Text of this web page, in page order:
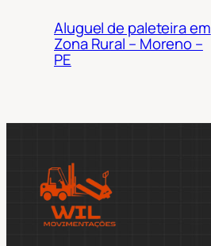
Aluguel de paleteira em
Zona Rural – Moreno –
PE